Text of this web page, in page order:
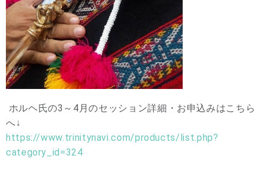
ホルヘ氏の3～4月のセッション詳細・お申込みはこちら
へ↓
https://www.trinitynavi.com/products/list.php?
category_id=324